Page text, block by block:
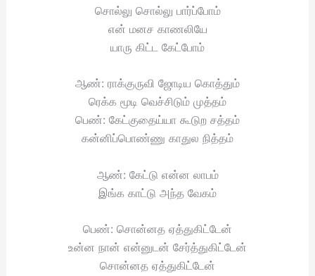
சொல்லு சொல்லு பார்ப்போம்
என் மனச காணலியே
யாரு கிட்ட கேட்போம்
ஆண்: ராக்குருவி ஜோடிய கொத்தும்
ரெக்க மூடி வெச்சிடும் முத்தம்
பெண்: கேட்குதைய்யா கூடுற சத்தம்
கன்னிப்பொண்ணு காதுல நித்தம்
ஆண்: கேட்டு என்ன லாபம்
இங்க காட்டு அந்த வேகம்
பெண்: சொன்னத ஏத்துகிட்டேன்
உன்ன நான் என்னுடன் சேர்த்துகிட்டேன்
சொன்னத ஏத்துகிட்டேன்